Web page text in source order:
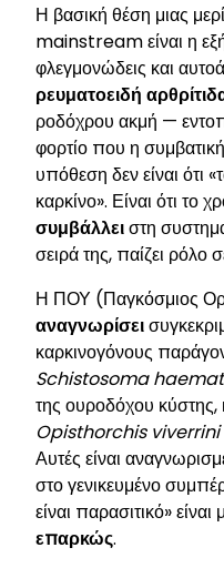
Η βασική θέση μιας
mainstream είναι η
φλεγμονώδεις και
ρευματοειδή
ροδόχρου ακμή —
φορτίο που η
υπόθεση δεν είναι ότι
καρκίνο». Είναι ότι το
συμβάλλειστη
σειρά της, παίζει ρόλο
Η ΠΟΥ (Παγκόσμιος
αναγνωρίσει
καρκινογόνους
Schistosoma
της ουροδόχου κύστης,
Opisthorchis viverrini
Αυτές είναι
στο γενικευμένο
είναι παρασιτικό» είναι
επαρκώς.